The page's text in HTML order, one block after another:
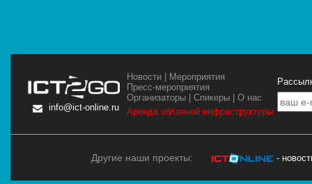
info@ict-online.ru
Новости
Мероприятия
Пресс-мероприятия
Организаторы |Спикеры |О нас
Аренда облачной инфраструктуры
Другие наши проекты: -